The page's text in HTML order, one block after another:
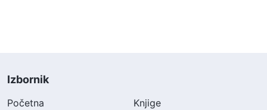
Izbornik
Početna
Knjige